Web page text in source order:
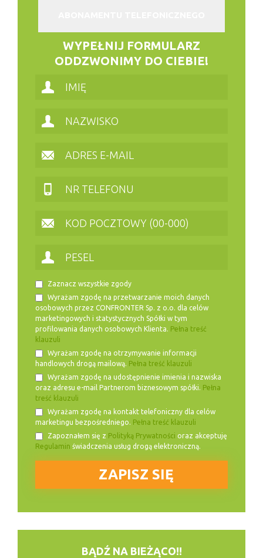
WYPEŁNIJ FORMULARZ
ODDZWONIMY DO CIEBIE!
Zaznacz wszystkie zgody
Wyrażam zgodę na przetwarzanie moich danych
osobowych przez CONFRONTER Sp. z o.o. dla celów
marketingowych i statystycznych Spółki w tym
profilowania danych osobowych Klienta. Pełna treść
klauzuli
Wyrażam zgodę na otrzymywanie informacji
handlowych drogą mailową. Pełna treść klauzuli
Wyrażam zgodę na udostępnienie imienia i nazwiska
oraz adresu e-mail Partnerom biznesowym spółki. Pełna
treść klauzuli
Wyrażam zgodę na kontakt telefoniczny dla celów
marketingu bezpośredniego. Pełna treść klauzuli
Zapoznałem się z Polityką Prywatności oraz akceptuję
Regulamin świadczenia usług drogą elektroniczną.
BĄDŹ NA BIEŻĄCO!!